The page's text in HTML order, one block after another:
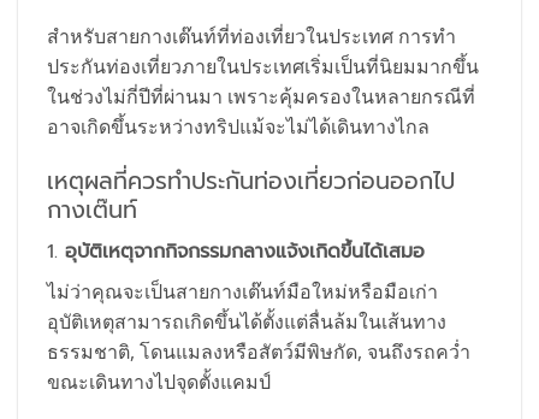
สำหรับสายกางเต๊นท์ที่ท่องเที่ยวในประเทศ การทำ
ประกันท่องเที่ยวภายในประเทศเริ่มเป็นที่นิยมมากขึ้น
ในช่วงไม่กี่ปีที่ผ่านมา เพราะคุ้มครองในหลายกรณีที่
อาจเกิดขึ้นระหว่างทริปแม้จะไม่ได้เดินทางไกล
เหตุผลที่ควรทำประกันท่องเที่ยวก่อนออกไป
กางเต๊นท์
1. อุบัติเหตุจากกิจกรรมกลางแจ้งเกิดขึ้นได้เสมอ
ไม่ว่าคุณจะเป็นสายกางเต๊นท์มือใหม่หรือมือเก่า
อุบัติเหตุสามารถเกิดขึ้นได้ตั้งแต่ลื่นล้มในเส้นทาง
ธรรมชาติ, โดนแมลงหรือสัตว์มีพิษกัด, จนถึงรถคว่ำ
ขณะเดินทางไปจุดตั้งแคมป์